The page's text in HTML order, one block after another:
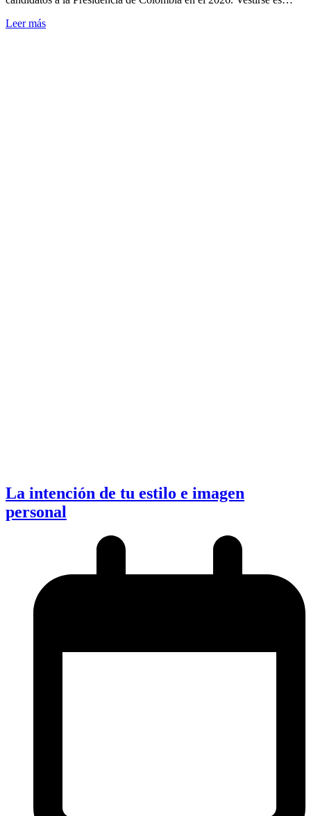
Leer más
La intención de tu estilo e imagen
personal